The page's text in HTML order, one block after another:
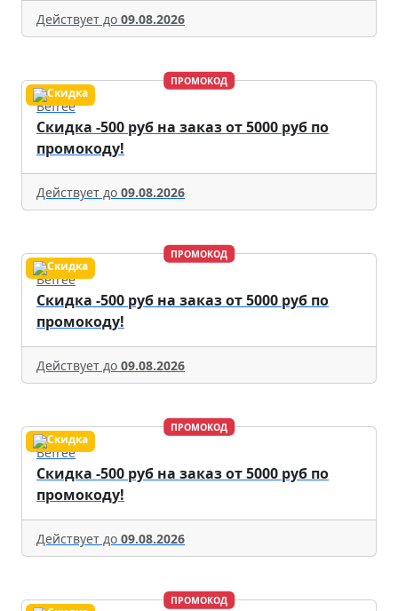
Действует до 09.08.2026
ПРОМОКОД
Befree
Скидка -500 руб на заказ от 5000 руб по
промокоду!
Действует до 09.08.2026
ПРОМОКОД
Befree
Скидка -500 руб на заказ от 5000 руб по
промокоду!
Действует до 09.08.2026
ПРОМОКОД
Befree
Скидка -500 руб на заказ от 5000 руб по
промокоду!
Действует до 09.08.2026
ПРОМОКОД